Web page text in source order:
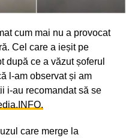
cum mai nu a provocat
Cel care a ieșit pe
după ce a văzut șoferul
l-am observat și am
i-au recomandat să se
care merge la